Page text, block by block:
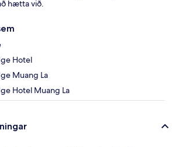
hætta við.
Hotel
Muang La
Hotel Muang La